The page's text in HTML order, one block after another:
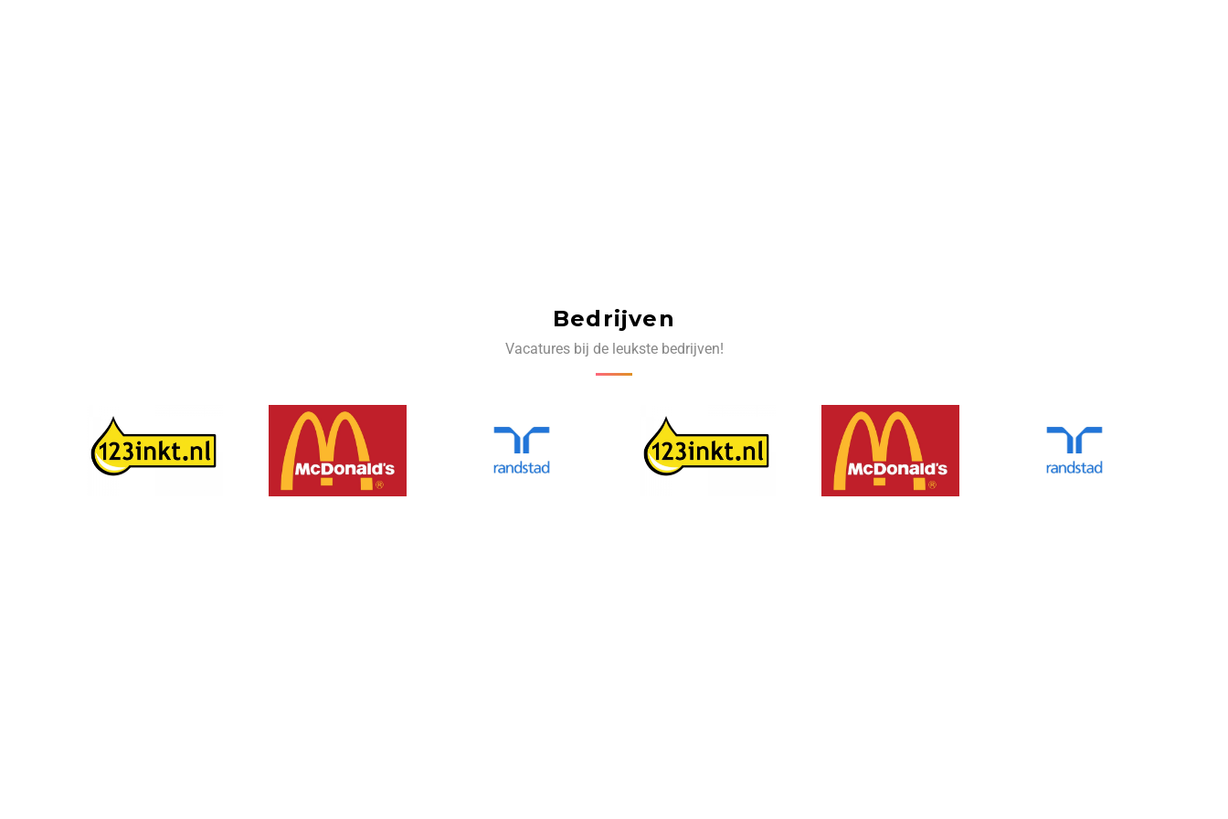
Bedrijven
Vacatures bij de leukste bedrijven!